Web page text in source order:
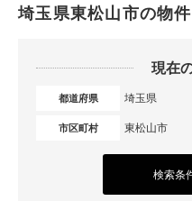
埼玉県東松山市の物
現在
都道府県 埼玉県
市区町村 東松山市
検索条